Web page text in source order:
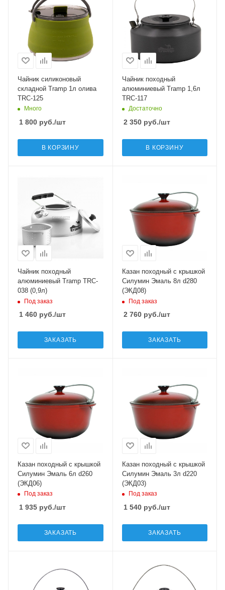
Чайник силиконовый
складной Tramp 1л олива
TRC-125
Много
1 800 руб./шт
В КОРЗИНУ
Чайник походный
алюминиевый Tramp 1,6л
TRC-117
Достаточно
2 350руб./шт
В КОРЗИНУ
Чайник походный
алюминиевый Tramp TRC-
038 (0,9л)
Под заказ
1 460 руб./шт
ЗАКАЗАТЬ
Казан походный с крышкой
Силумин Эмаль 8л d280
(ЭКД08)
Под заказ
2 760руб./шт
ЗАКАЗАТЬ
Казан походный с крышкой
Силумин Эмаль 6л d260
(ЭКД06)
Под заказ
1 935 руб./шт
ЗАКАЗАТЬ
Казан походный с крышкой
Силумин Эмаль 3л d220
(ЭКД03)
Под заказ
1 540руб./шт
ЗАКАЗАТЬ